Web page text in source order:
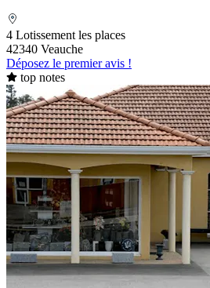
4 Lotissement les places
42340 Veauche
Déposez le premier avis !
top notes